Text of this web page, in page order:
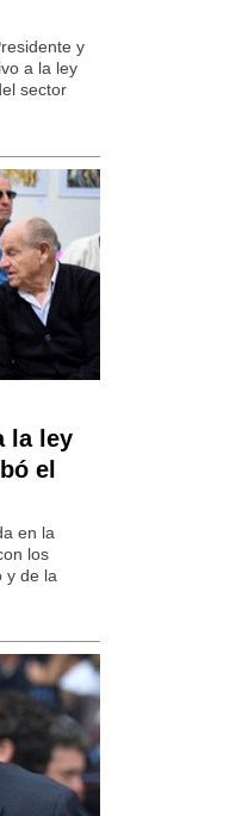
y
a la ley
sector
la ley
el
en la
los
y de la